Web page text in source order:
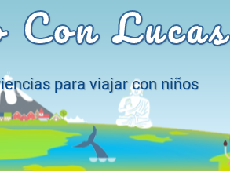
Lucas
para viajar con niños